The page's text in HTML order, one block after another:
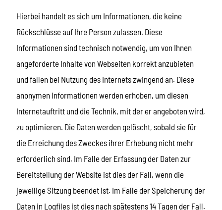
Hierbei handelt es sich um Informationen, die keine
Rückschlüsse auf Ihre Person zulassen. Diese
Informationen sind technisch notwendig, um von Ihnen
angeforderte Inhalte von Webseiten korrekt anzubieten
und fallen bei Nutzung des Internets zwingend an. Diese
anonymen Informationen werden erhoben, um diesen
Internetauftritt und die Technik, mit der er angeboten wird,
zu optimieren. Die Daten werden gelöscht, sobald sie für
die Erreichung des Zweckes ihrer Erhebung nicht mehr
erforderlich sind. Im Falle der Erfassung der Daten zur
Bereitstellung der Website ist dies der Fall, wenn die
jeweilige Sitzung beendet ist. Im Falle der Speicherung der
Daten in Logfiles ist dies nach spätestens 14 Tagen der Fall.